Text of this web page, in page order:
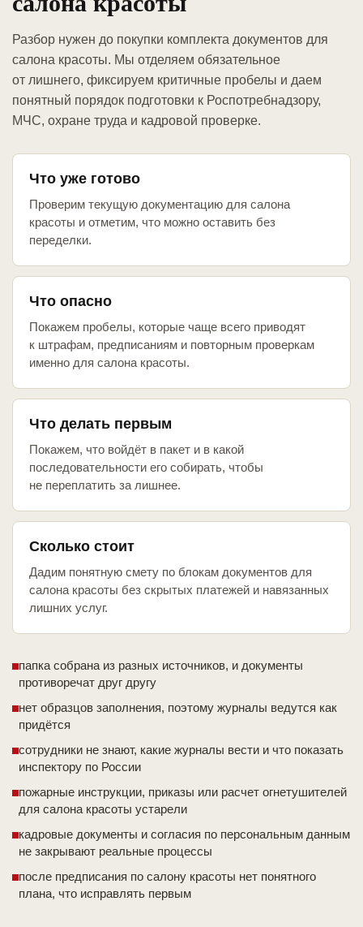
Разбор нужен до покупки комплекта документов для
салона красоты. Мы отделяем обязательное
от лишнего, фиксируем критичные пробелы и даем
понятный порядок подготовки к Роспотребнадзору,
МЧС, охране труда и кадровой проверке.
Что уже готово
Проверим текущую документацию для салона
красоты и отметим, что можно оставить без
переделки.
Что опасно
Покажем пробелы, которые чаще всего приводят
к штрафам, предписаниям и повторным проверкам
именно для салона красоты.
Что делать первым
Покажем, что войдёт в пакет и в какой
последовательности его собирать, чтобы
не переплатить за лишнее.
Сколько стоит
Дадим понятную смету по блокам документов для
салона красоты без скрытых платежей и навязанных
лишних услуг.
папка собрана из разных источников, и документы
противоречат друг другу
нет образцов заполнения, поэтому журналы ведутся как
придётся
сотрудники не знают, какие журналы вести и что показать
инспектору по России
пожарные инструкции, приказы или расчет огнетушителей
для салона красоты устарели
кадровые документы и согласия по персональным данным
не закрывают реальные процессы
после предписания по салону красоты нет понятного
плана, что исправлять первым